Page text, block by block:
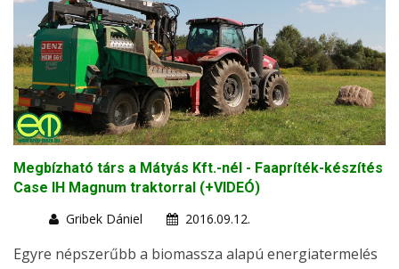
Megbízható társ a Mátyás Kft.-nél - Faapríték-készítés
Case IH Magnum traktorral (+VIDEÓ)
Gribek Dániel
2016.09.12.
Egyre népszerűbb a biomassza alapú energiatermelés